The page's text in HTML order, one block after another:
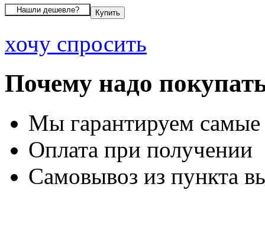
хочу спросить
Почему надо
Мы гарантируем
Оплата при получении
Самовывоз из пункта